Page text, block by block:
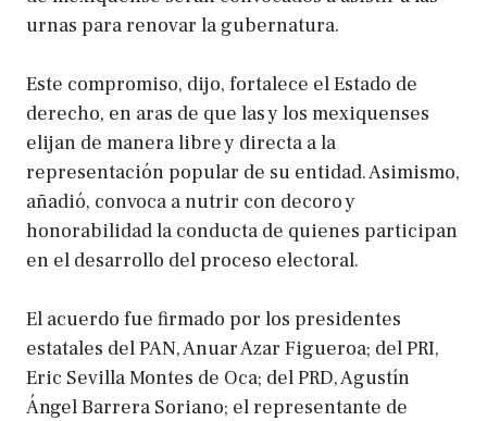
urnas para renovar la gubernatura.
Este compromiso, dijo, fortalece el Estado de
derecho, en aras de que las y los mexiquenses
elijan de manera libre y directa a la
representación popular de su entidad. Asimismo,
añadió, convoca a nutrir con decoro y
honorabilidad la conducta de quienes participan
en el desarrollo del proceso electoral.
El acuerdo fue firmado por los presidentes
estatales del PAN, Anuar Azar Figueroa; del PRI,
Eric Sevilla Montes de Oca; del PRD, Agustín
Ángel Barrera Soriano; el representante de